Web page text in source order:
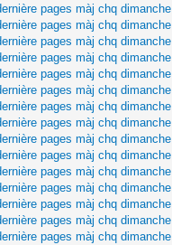
pages màj chq dimanche
pages màj chq dimanche
pages màj chq dimanche
pages màj chq dimanche
pages màj chq dimanche
pages màj chq dimanche
pages màj chq dimanche
pages màj chq dimanche
pages màj chq dimanche
pages màj chq dimanche
pages màj chq dimanche
pages màj chq dimanche
pages màj chq dimanche
pages màj chq dimanche
pages màj chq dimanche